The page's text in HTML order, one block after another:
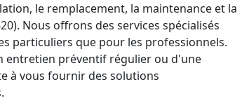
le remplacement, la maintenance et la
Nous offrons des services spécialisés
particuliers que pour les professionnels.
entretien préventif régulier ou d'une
à vous fournir des solutions